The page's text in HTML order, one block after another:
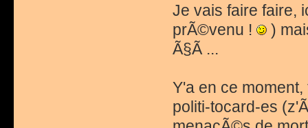
Je vais faire faire,
prÃ©venu !
)
Ã§Ã ...
Y'a en ce
politi-tocard-es